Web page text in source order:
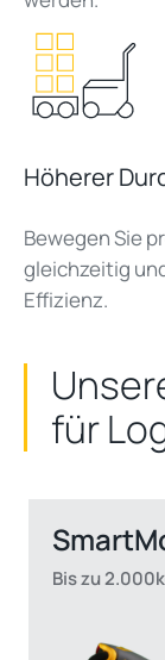
Höherer
Bewegen Sie
gleichzeitig
Effizienz.
für
Bis zu